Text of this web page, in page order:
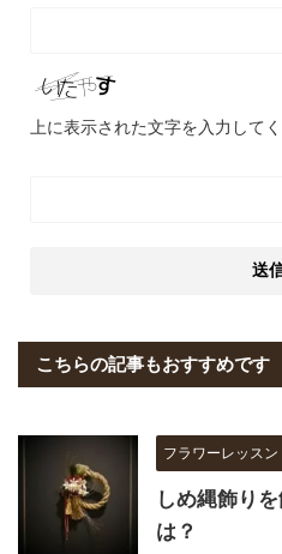
上に表示された文字を入力してく
こちらの記事もおすすめです
フラワーレッスン
しめ縄飾り
は？